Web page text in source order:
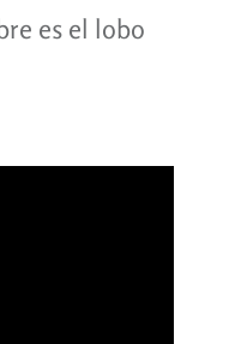
es el lobo